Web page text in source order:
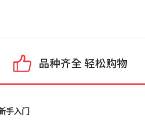
手入门